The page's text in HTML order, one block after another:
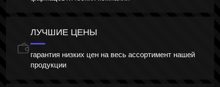
ЛУЧШИЕ ЦЕНЫ
гарантия низких цен на весь ассортимент нашей
продукции